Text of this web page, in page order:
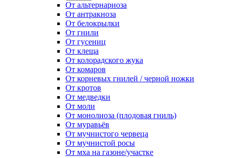
От альтернариоза
От антракноза
От белокрылки
От гнили
От гусениц
От клеща
От колорадского жука
От комаров
От корневых гнилей / черной ножки
От кротов
От медведки
От моли
От монолиоза (плодовая гниль)
От муравьёв
От мучнистого червеца
От мучнистой росы
От мха на газоне/участке